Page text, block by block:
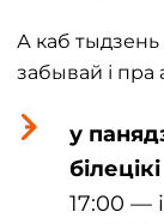
А каб тыдзень
забывай і пра
у
білецікі
17:00 —